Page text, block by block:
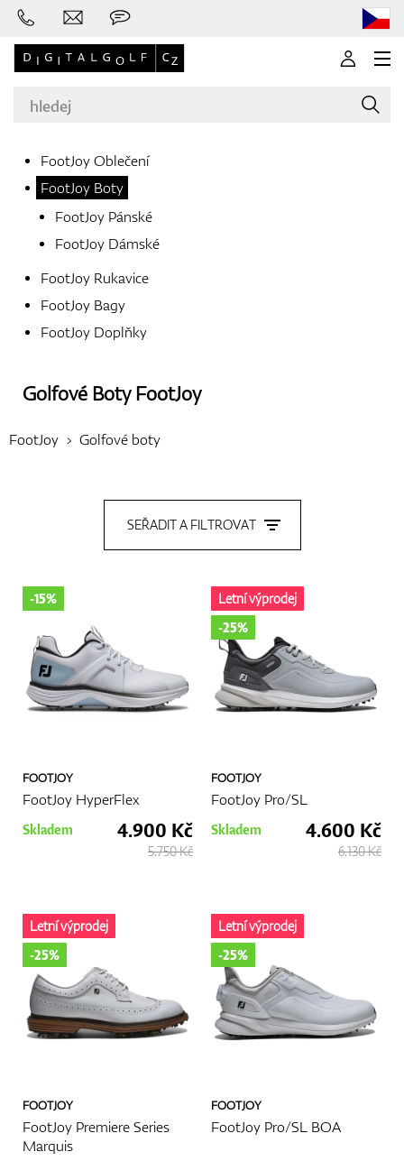
Rukavice
Míčky
Bagy
Vozíky
Doplňky
Dárkové poukazy
FootJoy Oblečení
FootJoy Boty
FootJoy Pánské
FootJoy Dámské
FootJoy Rukavice
FootJoy Bagy
FootJoy Doplňky
Golfové BotyFootJoy
FootJoy Golfové boty
SEŘADIT A FILTROVAT
FOOTJOY
FootJoy HyperFlex
-15%
Skladem 4.900 Kč
5.750 Kč
FOOTJOY
FootJoy Pro/SL
Letní výprodej
-25%
Skladem 4.600 Kč
6.130 Kč
FOOTJOY
FootJoy Premiere Series
Marquis
Letní výprodej
-25%
FOOTJOY
FootJoy Pro/SL BOA
Letní výprodej
-25%